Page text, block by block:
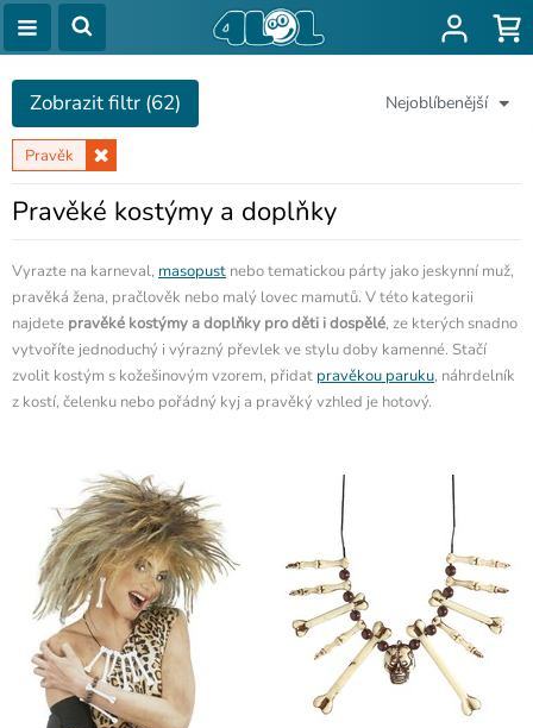
Nejoblíbenější
Zobrazit filtr (62)
Pravěk
Pravěké kostýmy a doplňky
Vyrazte na karneval, masopust nebo tematickou párty jako jeskynní muž,
pravěká žena, pračlověk nebo malý lovec mamutů. V této kategorii
najdete pravěké kostýmy a doplňky pro děti i dospělé, ze kterých snadno
vytvoříte jednoduchý i výrazný převlek ve stylu doby kamenné. Stačí
zvolit kostým s kožešinovým vzorem, přidat pravěkou paruku, náhrdelník
z kostí, čelenku nebo pořádný kyj a pravěký vzhled je hotový.